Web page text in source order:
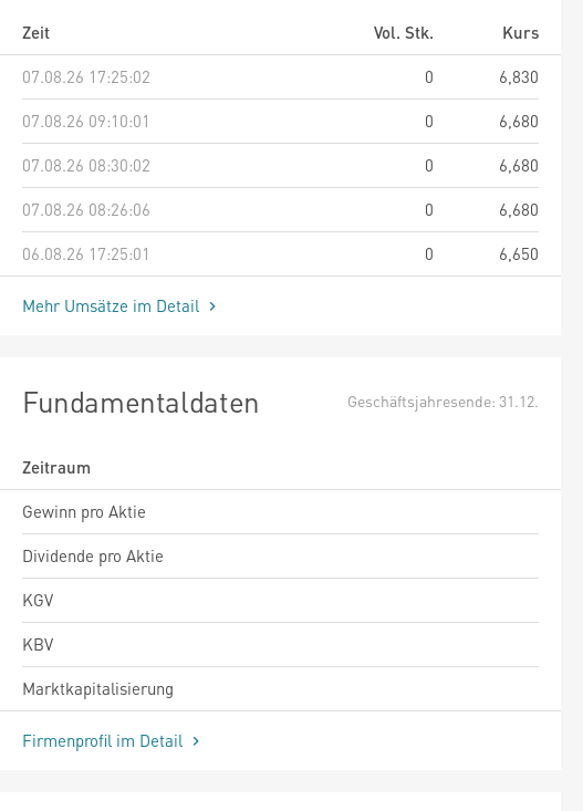
Zeit Vol. Stk.
Kurs
07.08.26 17:25:02
0
6,830
07.08.26 09:10:01
0
6,680
07.08.26 08:30:02
0
6,680
07.08.26 08:26:06
0
6,680
06.08.26 17:25:01
0 6,650
Mehr Umsätze im Detail
Fundamentaldaten Geschäftsjahresende: 31.12.
Zeitraum
Gewinn pro Aktie
Dividende pro Aktie
KGV
KBV
Marktkapitalisierung
Firmenprofil im Detail